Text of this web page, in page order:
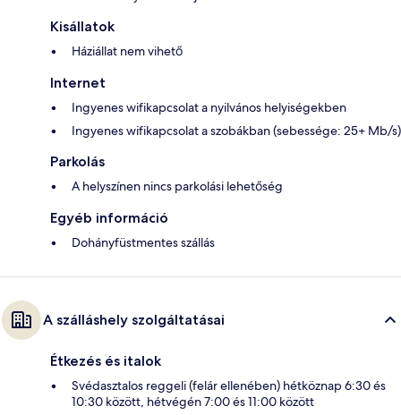
Kisállatok
Háziállat nem vihető
Internet
Ingyenes wifikapcsolat a nyilvános helyiségekben
Ingyenes wifikapcsolat a szobákban (sebessége: 25+ Mb/s)
Parkolás
A helyszínen nincs parkolási lehetőség
Egyéb információ
Dohányfüstmentes szállás
A szálláshely szolgáltatásai
Étkezés és italok
Svédasztalos reggeli (felár ellenében) hétköznap 6:30 és
10:30 között, hétvégén 7:00 és 11:00 között